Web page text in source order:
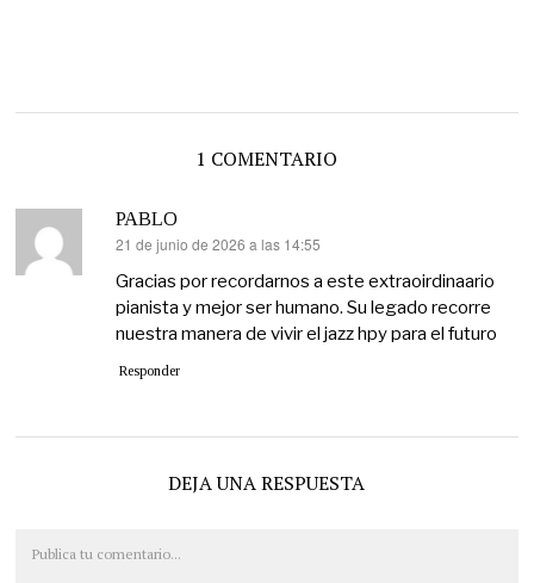
1 COMENTARIO
PABLO
dice:
21 de junio de 2026 a las 14:55
Gracias por recordarnos a este extraoirdinaario
pianista y mejor ser humano. Su legado recorre
nuestra manera de vivir el jazz hpy para el futuro
Responder
DEJA UNA RESPUESTA